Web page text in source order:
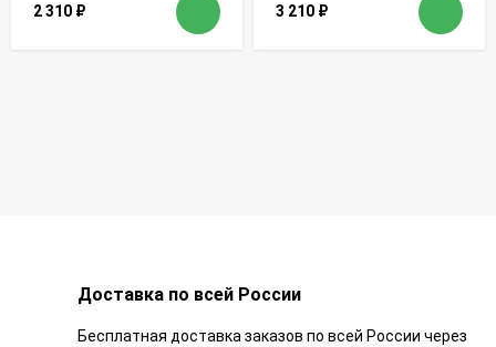
2 310 ₽ 3 210 ₽
Доставка по всей России
Бесплатная доставка заказов по всей России через